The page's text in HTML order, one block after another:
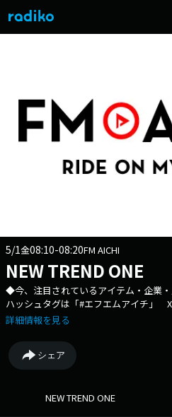
5/1金08:10-08:20FM AICHI
NEW TREND ONE
◆今、注目されているアイテム・企
ハッシュタグは「#エフエムアイチ」 X
詳細情報を見る
シェア
NEW TREND ONE